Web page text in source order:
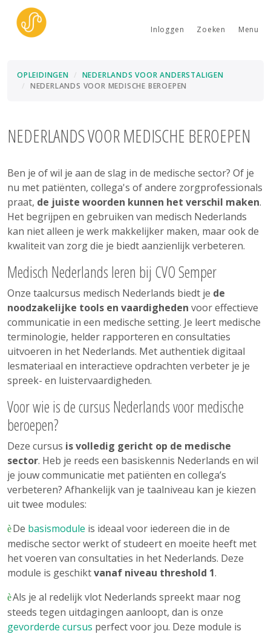
Inloggen Zoeken Menu
OPLEIDINGEN
NEDERLANDS VOOR ANDERSTALIGEN
NEDERLANDS VOOR MEDISCHE BEROEPEN
NEDERLANDS VOOR MEDISCHE BEROEPEN
Ben je of wil je aan de slag in de medische sector? Of je
nu met patiënten, collega's of andere zorgprofessionals
praat, de juiste woorden kunnen het verschil maken.
Het begrijpen en gebruiken van medisch Nederlands
kan niet alleen je werk makkelijker maken, maar ook de
kwaliteit van zorg die je biedt aanzienlijk verbeteren.
Medisch Nederlands leren bij CVO Semper
Onze taalcursus medisch Nederlands biedt je de
noodzakelijke tools en vaardigheden voor effectieve
communicatie in een medische setting. Je leert medische
terminologie, helder rapporteren en consultaties
uitvoeren in het Nederlands. Met authentiek digitaal
lesmateriaal en interactieve opdrachten verbeter je je
spreek- en luistervaardigheden.
Voor wie is de cursus Nederlands voor medische
beroepen?
Deze cursus is volledig gericht op de medische
sector. Heb je reeds een basiskennis Nederlands en wil
je jouw communicatie met patiënten en collega’s
verbeteren? Afhankelijk van je taalniveau kan je kiezen
uit twee modules:
èDe basismodule is ideaal voor iedereen die in de
medische sector werkt of studeert en moeite heeft met
het voeren van consultaties in het Nederlands. Deze
module is geschiktvanaf niveau threshold 1.
èAls je al redelijk vlot Nederlands spreekt maar nog
steeds tegen uitdagingen aanloopt, dan is onze
gevorderde cursus perfect voor jou. Deze module is